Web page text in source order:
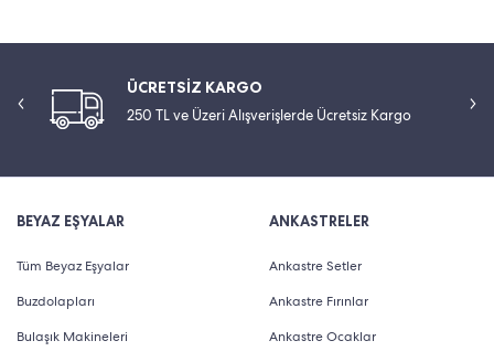
ÜCRETSİZ KARGO
250 TL ve Üzeri Alışverişlerde Ücretsiz Kargo
BEYAZ EŞYALAR
Tüm Beyaz Eşyalar
Buzdolapları
Bulaşık Makineleri
ANKASTRELER
Ankastre Setler
Ankastre Fırınlar
Ankastre Ocaklar